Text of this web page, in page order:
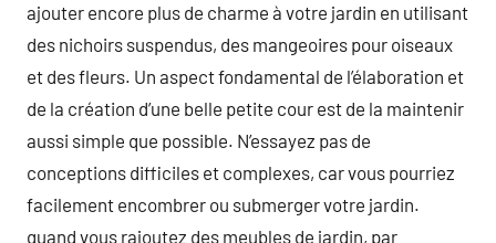
ajouter encore plus de charme à votre jardin en utilisant
des nichoirs suspendus, des mangeoires pour oiseaux
et des fleurs. Un aspect fondamental de l’élaboration et
de la création d’une belle petite cour est de la maintenir
aussi simple que possible. N’essayez pas de
conceptions difficiles et complexes, car vous pourriez
facilement encombrer ou submerger votre jardin.
quand vous rajoutez des meubles de jardin, par